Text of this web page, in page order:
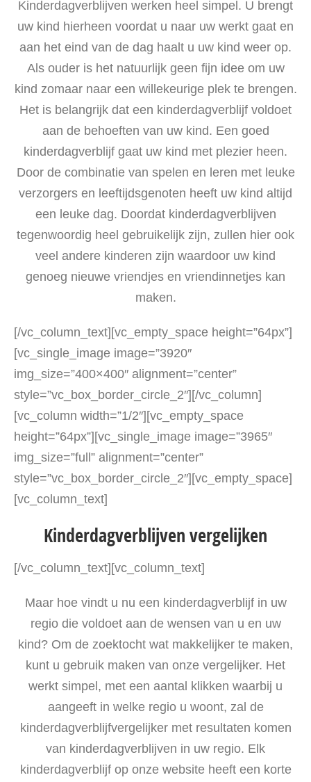
Kinderdagverblijven werken heel simpel. U brengt
uw kind hierheen voordat u naar uw werkt gaat en
aan het eind van de dag haalt u uw kind weer op.
Als ouder is het natuurlijk geen fijn idee om uw
kind zomaar naar een willekeurige plek te brengen.
Het is belangrijk dat een kinderdagverblijf voldoet
aan de behoeften van uw kind. Een goed
kinderdagverblijf gaat uw kind met plezier heen.
Door de combinatie van spelen en leren met leuke
verzorgers en leeftijdsgenoten heeft uw kind altijd
een leuke dag. Doordat kinderdagverblijven
tegenwoordig heel gebruikelijk zijn, zullen hier ook
veel andere kinderen zijn waardoor uw kind
genoeg nieuwe vriendjes en vriendinnetjes kan
maken.
[/vc_column_text][vc_empty_space height=”64px”]
[vc_single_image image=”3920″
img_size=”400×400″ alignment=”center”
style=”vc_box_border_circle_2″][/vc_column]
[vc_column width=”1/2″][vc_empty_space
height=”64px”][vc_single_image image=”3965″
img_size=”full” alignment=”center”
style=”vc_box_border_circle_2″][vc_empty_space]
[vc_column_text]
Kinderdagverblijven vergelijken
[/vc_column_text][vc_column_text]
Maar hoe vindt u nu een kinderdagverblijf in uw
regio die voldoet aan de wensen van u en uw
kind? Om de zoektocht wat makkelijker te maken,
kunt u gebruik maken van onze vergelijker. Het
werkt simpel, met een aantal klikken waarbij u
aangeeft in welke regio u woont, zal de
kinderdagverblijfvergelijker met resultaten komen
van kinderdagverblijven in uw regio. Elk
kinderdagverblijf op onze website heeft een korte